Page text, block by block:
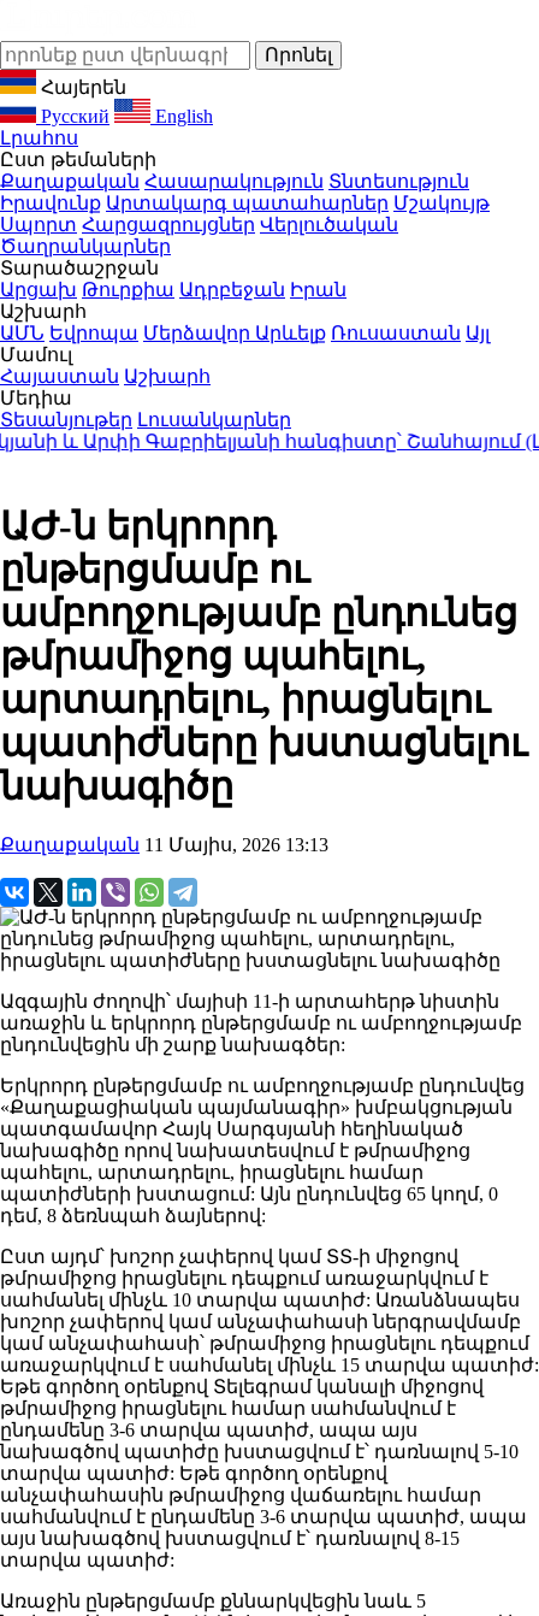
Հայերեն
Русский
English
Լրահոս
Ըստ թեմաների
Քաղաքական Հասարակություն Տնտեսություն
Իրավունք Արտակարգ պատահարներ Մշակույթ
Սպորտ Հարցազրույցներ Վերլուծական
Ծաղրանկարներ
Տարածաշրջան
Արցախ Թուրքիա Ադրբեջան Իրան
Աշխարհ
ԱՄՆ Եվրոպա Մերձավոր Արևելք Ռուսաստան Այլ
Մամուլ
Հայաստան Աշխարհ
Մեդիա
Տեսանյութեր Լուսանկարներ
և Արփի Գաբրիելյանի հանգիստը՝ Շանհայում
ԱԺ-ն երկրորդ
ընթերցմամբ ու
ամբողջությամբ ընդունեց
թմրամիջոց պահելու,
արտադրելու, իրացնելու
պատիժները խստացնելու
նախագիծը
Քաղաքական 11 Մայիս, 2026 13:13
Ազգային ժողովի՝ մայիսի 11-ի արտահերթ նիստին
առաջին և երկրորդ ընթերցմամբ ու ամբողջությամբ
ընդունվեցին մի շարք նախագծեր:
Երկրորդ ընթերցմամբ ու ամբողջությամբ ընդունվեց
«Քաղաքացիական պայմանագիր» խմբակցության
պատգամավոր Հայկ Սարգսյանի հեղինակած
նախագիծը որով նախատեսվում է թմրամիջոց
պահելու, արտադրելու, իրացնելու համար
պատիժների խստացում: Այն ընդունվեց 65 կողմ, 0
դեմ, 8 ձեռնպահ ձայներով:
Ըստ այդմ՝ խոշոր չափերով կամ ՏՏ-ի միջոցով
թմրամիջոց իրացնելու դեպքում առաջարկվում է
սահմանել մինչև 10 տարվա պատիժ: Առանձնապես
խոշոր չափերով կամ անչափահասի ներգրավմամբ
կամ անչափահասի՝ թմրամիջոց իրացնելու դեպքում
առաջարկվում է սահմանել մինչև 15 տարվա պատիժ:
Եթե գործող օրենքով Տելեգրամ կանալի միջոցով
թմրամիջոց իրացնելու համար սահմանվում է
ընդամենը 3-6 տարվա պատիժ, ապա այս
նախագծով պատիժը խստացվում է՝ դառնալով 5-10
տարվա պատիժ: Եթե գործող օրենքով
անչափահասին թմրամիջոց վաճառելու համար
սահմանվում է ընդամենը 3-6 տարվա պատիժ, ապա
այս նախագծով խստացվում է՝ դառնալով 8-15
տարվա պատիժ:
Առաջին ընթերցմամբ քննարկվեցին նաև 5